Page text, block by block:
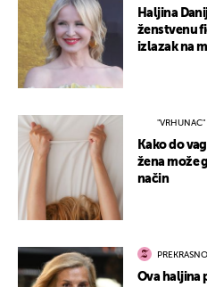
Haljina
ženstvenu
izlazak na
"VRHUNAC"
Kako do
žena može
način
Ova haljina